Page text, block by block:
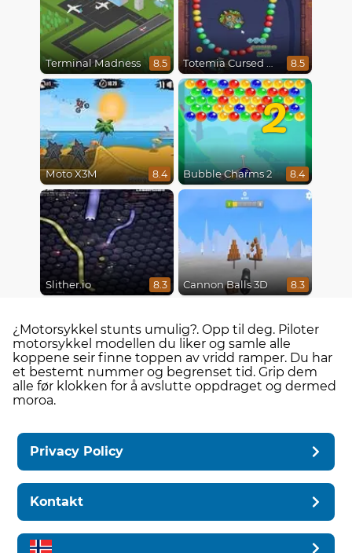
Terminal Madness 8.5 Totemia Cursed Marbles 8.5
Moto X3M 8.4
2
Bubble Charms 2 8.4
Slither.io 8.3 Cannon Balls 3D 8.3
¿Motorsykkel stunts umulig?. Opp til deg. Piloter
motorsykkel modellen du liker og samle alle
koppene seir finne toppen av vridd ramper. Du har
et bestemt nummer og begrenset tid. Grip dem
alle før klokken for å avslutte oppdraget og dermed
moroa.
Privacy Policy
Kontakt